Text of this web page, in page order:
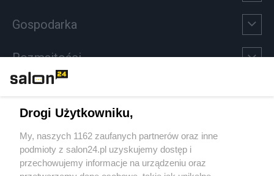
Gospodarka
Rozmaitości
Sport
Społeczeństwo
Drogi Użytkowniku,
My, naszych 1162 zaufanych partnerów oraz inne
podmioty z salon24.pl uzyskujemy dostęp i
przechowujemy informacje na urządzeniu oraz